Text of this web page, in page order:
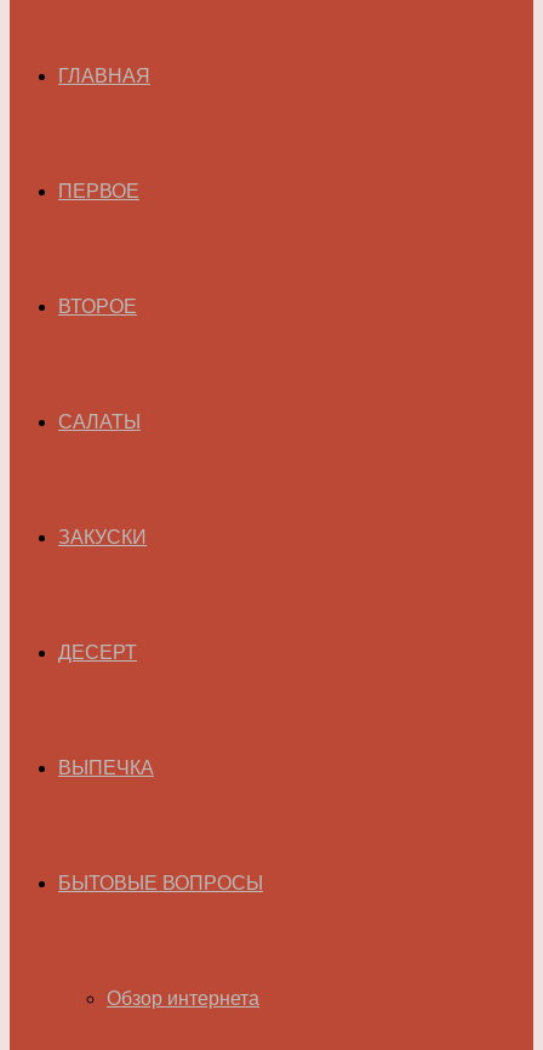
ГЛАВНАЯ
ПЕРВОЕ
ВТОРОЕ
САЛАТЫ
ЗАКУСКИ
ДЕСЕРТ
ВЫПЕЧКА
БЫТОВЫЕ ВОПРОСЫ
Обзор интернета